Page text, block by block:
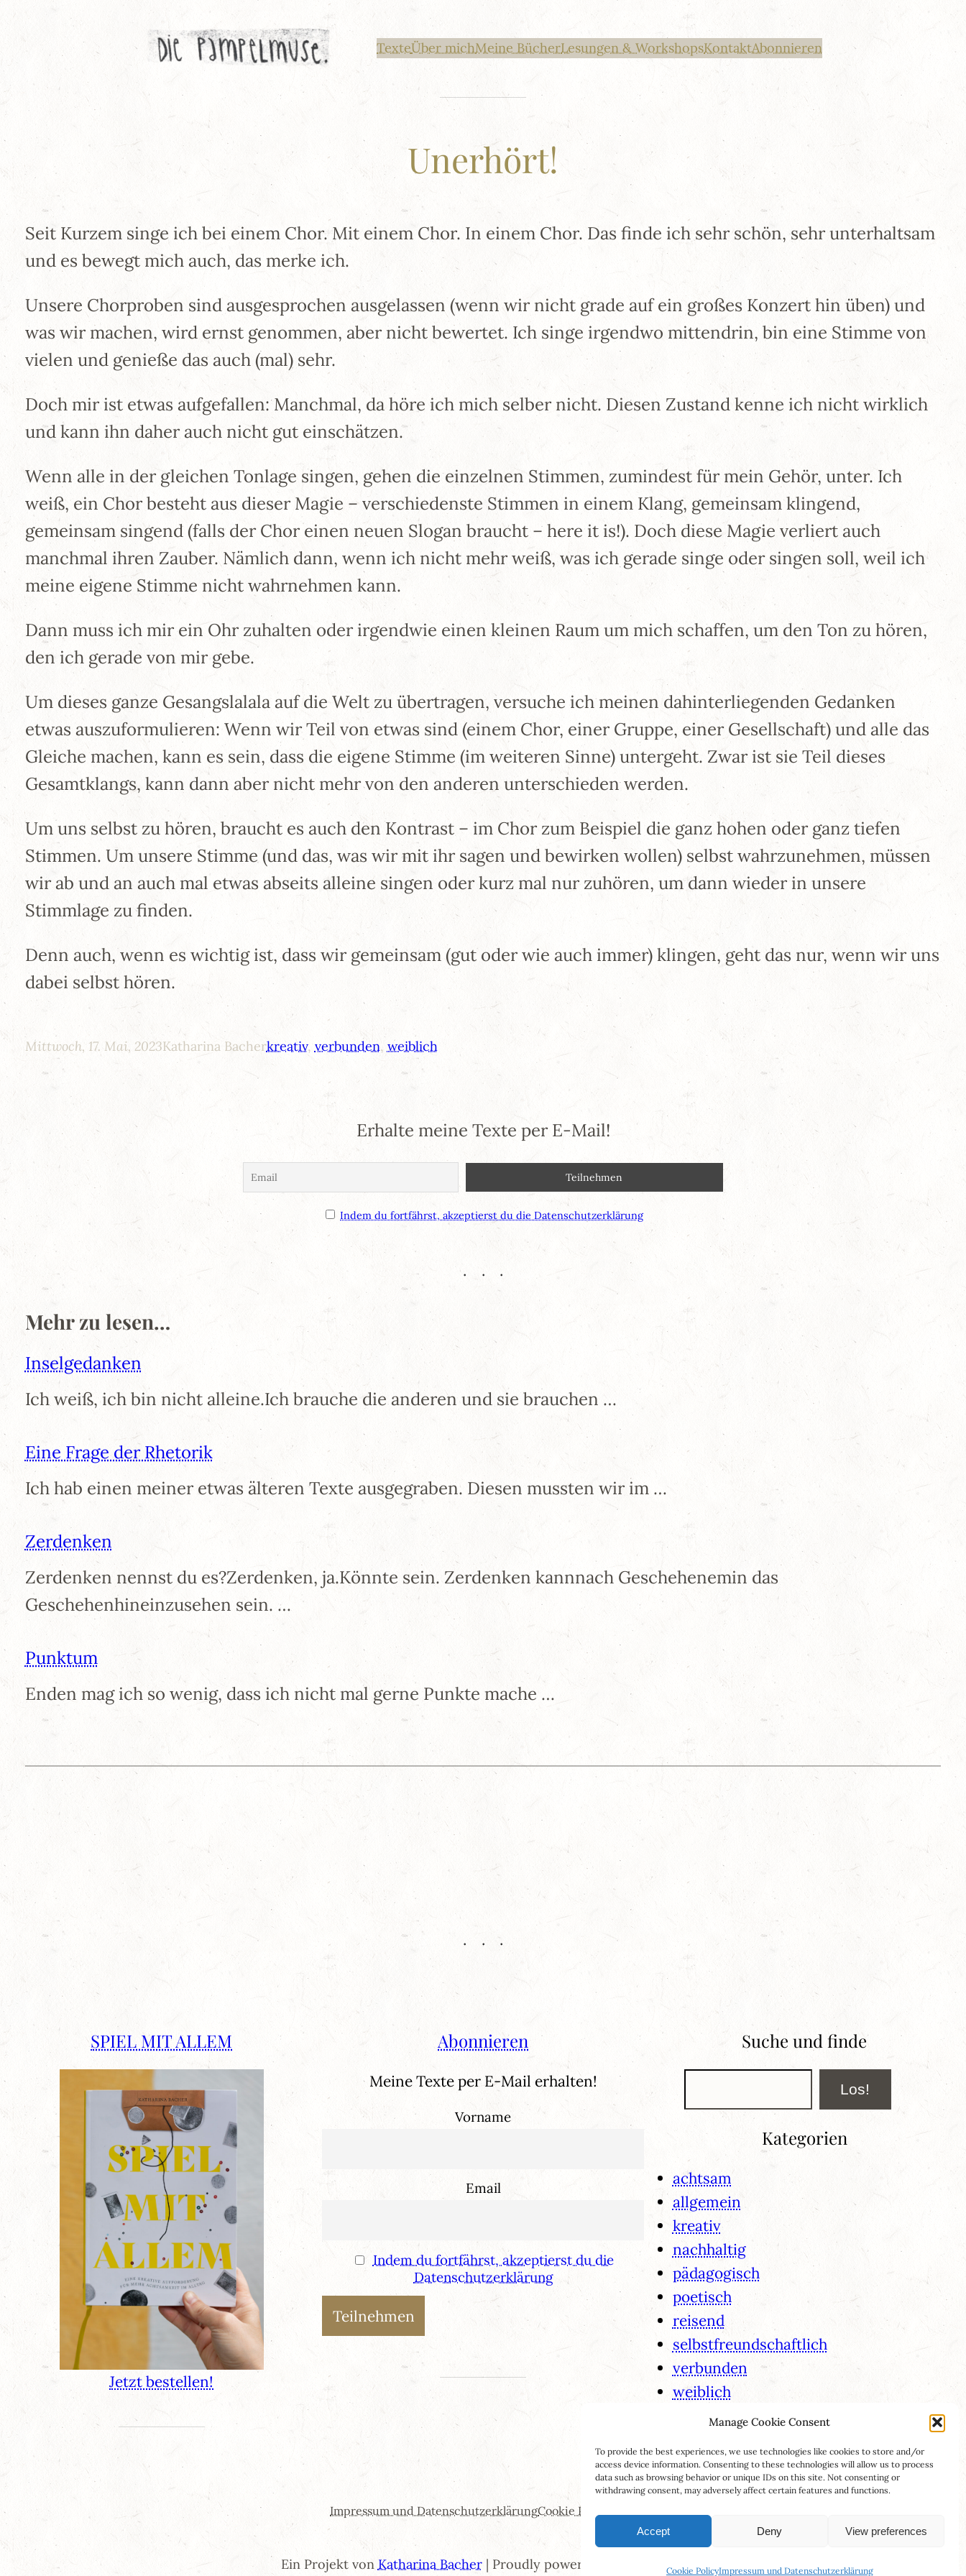
Manage Cookie Consent
To provide the best experiences, we use technologies like cookies to store and/or
access device information. Consenting to these technologies will allow us to process
data such as browsing behavior or unique IDs on this site. Not consenting or
withdrawing consent, may adversely affect certain features and functions.
Accept Deny View preferences
Cookie PolicyImpressum und Datenschutzerklärung
Zum
Inhalt
TexteÜber michMeine BücherLesungen & WorkshopsKontaktAbonnieren
Unerhört!
Seit Kurzem singe ich bei einem Chor. Mit einem Chor. In einem Chor. Das finde ich sehr schön, sehr unterhaltsam
und es bewegt mich auch, das merke ich.
Unsere Chorproben sind ausgesprochen ausgelassen (wenn wir nicht grade auf ein großes Konzert hin üben) und
was wir machen, wird ernst genommen, aber nicht bewertet. Ich singe irgendwo mittendrin, bin eine Stimme von
vielen und genieße das auch (mal) sehr.
Doch mir ist etwas aufgefallen: Manchmal, da höre ich mich selber nicht. Diesen Zustand kenne ich nicht wirklich
und kann ihn daher auch nicht gut einschätzen.
Wenn alle in der gleichen Tonlage singen, gehen die einzelnen Stimmen, zumindest für mein Gehör, unter. Ich
weiß, ein Chor besteht aus dieser Magie – verschiedenste Stimmen in einem Klang, gemeinsam klingend,
gemeinsam singend (falls der Chor einen neuen Slogan braucht – here it is!). Doch diese Magie verliert auch
manchmal ihren Zauber. Nämlich dann, wenn ich nicht mehr weiß, was ich gerade singe oder singen soll, weil ich
meine eigene Stimme nicht wahrnehmen kann.
Dann muss ich mir ein Ohr zuhalten oder irgendwie einen kleinen Raum um mich schaffen, um den Ton zu hören,
den ich gerade von mir gebe.
Um dieses ganze Gesangslalala auf die Welt zu übertragen, versuche ich meinen dahinterliegenden Gedanken
etwas auszuformulieren: Wenn wir Teil von etwas sind (einem Chor, einer Gruppe, einer Gesellschaft) und alle das
Gleiche machen, kann es sein, dass die eigene Stimme (im weiteren Sinne) untergeht. Zwar ist sie Teil dieses
Gesamtklangs, kann dann aber nicht mehr von den anderen unterschieden werden.
Um uns selbst zu hören, braucht es auch den Kontrast – im Chor zum Beispiel die ganz hohen oder ganz tiefen
Stimmen. Um unsere Stimme (und das, was wir mit ihr sagen und bewirken wollen) selbst wahrzunehmen, müssen
wir ab und an auch mal etwas abseits alleine singen oder kurz mal nur zuhören, um dann wieder in unsere
Stimmlage zu finden.
Denn auch, wenn es wichtig ist, dass wir gemeinsam (gut oder wie auch immer) klingen, geht das nur, wenn wir uns
dabei selbst hören.
Mittwoch, 17. Mai, 2023Katharina Bacherkreativ, verbunden, weiblich
Erhalte meine Texte per E-Mail!
Indem du fortfährst, akzeptierst du die Datenschutzerklärung
Mehr zu lesen…
Inselgedanken
Ich weiß, ich bin nicht alleine.Ich brauche die anderen und sie brauchen …
Eine Frage der Rhetorik
Ich hab einen meiner etwas älteren Texte ausgegraben. Diesen mussten wir im …
Zerdenken
Zerdenken nennst du es?Zerdenken, ja.Könnte sein. Zerdenken kannnach Geschehenemin das
Geschehenhineinzusehen sein. …
Punktum
Enden mag ich so wenig, dass ich nicht mal gerne Punkte mache …
SPIEL MIT ALLEM
Jetzt bestellen!
Abonnieren
Meine Texte per E-Mail erhalten!
Vorname
Email
Indem du fortfährst, akzeptierst du die
Datenschutzerklärung
Suche und finde
Los!
Kategorien
achtsam
allgemein
kreativ
nachhaltig
pädagogisch
poetisch
reisend
selbstfreundschaftlich
verbunden
weiblich
Impressum und DatenschutzerklärungCookie Policy (EU)
Ein Projekt von Katharina Bacher| Proudly powered by WordPress